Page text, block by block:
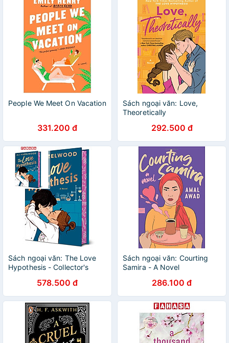
People We Meet On Vacation
331.200 đ
Sách ngoại văn: Love,
Theoretically
292.500 đ
Sách ngoại văn: The Love
Hypothesis - Collector's
578.500 đ
Sách ngoại văn: Courting
Samira - A Novel
286.100 đ